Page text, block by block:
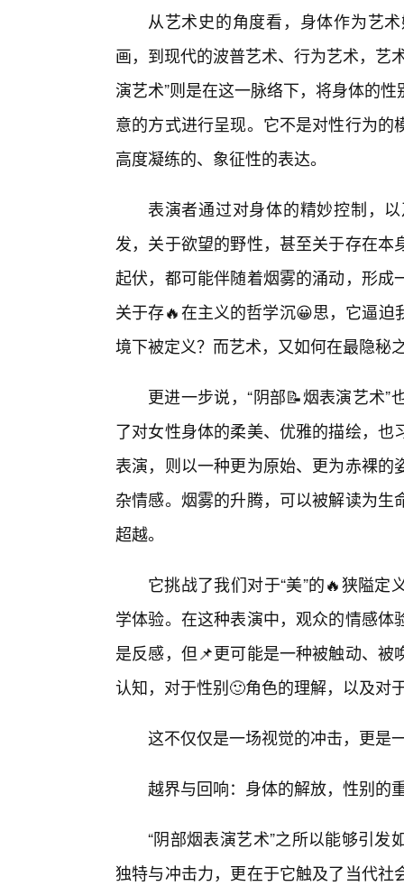
从艺术史的角度看，身体作为艺
画，到现代的波普艺术、行为艺术，艺
演艺术”则是在这一脉络下，将身体的
意的方式进行呈现。它不是对性行为
高度凝练的、象征性的表达。
表演者通过对身体的精妙控制，
发，关于欲望的野性，甚至关于存在
起伏，都可能伴随着烟雾的涌动，形
关于存🔥在主义的哲学沉😀思，它逼
境下被定义？而艺术，又如何在最隐秘
更进一步说，“阴部📝烟表演艺术
了对女性身体的柔美、优雅的描绘，
表演，则以一种更为原始、更为赤裸
杂情感。烟雾的升腾，可以被解读为
超越。
它挑战了我们对于“美”的🔥狭隘
学体验。在这种表演中，观众的情感
是反感，但📌更可能是一种被触动、
认知，对于性别🙂角色的理解，以及对
这不仅仅是一场视觉的冲击，更是
越界与回响：身体的解放，性别的
“阴部烟表演艺术”之所以能够引
独特与冲击力，更在于它触及了当代